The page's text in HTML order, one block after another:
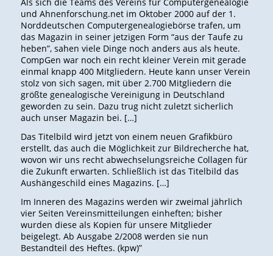
und Ahnenforschung.net im Oktober 2000 auf der 1.
Norddeutschen Computergenealogiebörse trafen, um
das Magazin in seiner jetzigen Form “aus der Taufe zu
heben”, sahen viele Dinge noch anders aus als heute.
CompGen war noch ein recht kleiner Verein mit gerade
einmal knapp 400 Mitgliedern. Heute kann unser Verein
stolz von sich sagen, mit über 2.700 Mitgliedern die
größte genealogische Vereinigung in Deutschland
geworden zu sein. Dazu trug nicht zuletzt sicherlich
auch unser Magazin bei. […]
Das Titelbild wird jetzt von einem neuen Grafikbüro
erstellt, das auch die Möglichkeit zur Bildrecherche hat,
wovon wir uns recht abwechselungsreiche Collagen für
die Zukunft erwarten. Schließlich ist das Titelbild das
Aushängeschild eines Magazins. […]
Im Inneren des Magazins werden wir zweimal jährlich
vier Seiten Vereinsmitteilungen einheften; bisher
wurden diese als Kopien für unsere Mitglieder
beigelegt. Ab Ausgabe 2/2008 werden sie nun
Bestandteil des Heftes. (kpw)”